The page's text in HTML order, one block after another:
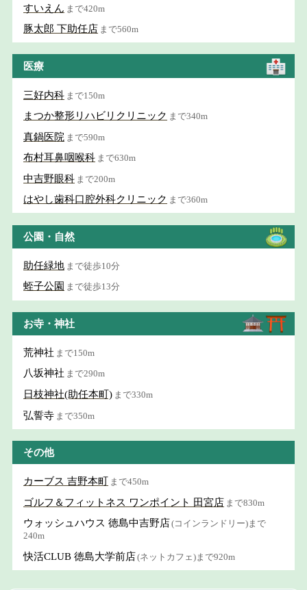
すいえん まで420m
豚太郎 下助任店 まで560m
医療
三好内科 まで150m
まつか整形リハビリクリニック まで340m
真鍋医院 まで590m
布村耳鼻咽喉科 まで630m
中吉野眼科 まで200m
はやし歯科口腔外科クリニック まで360m
公園・自然
助任緑地 まで徒歩10分
蛭子公園 まで徒歩13分
お寺・神社
荒神社 まで150m
八坂神社 まで290m
日枝神社(助任本町) まで330m
弘誓寺 まで350m
その他
カーブス 吉野本町 まで450m
ゴルフ＆フィットネス ワンポイント 田宮店 まで830m
ウォッシュハウス 徳島中吉野店(コインランドリー)まで
240m
快活CLUB 徳島大学前店(ネットカフェ)まで920m